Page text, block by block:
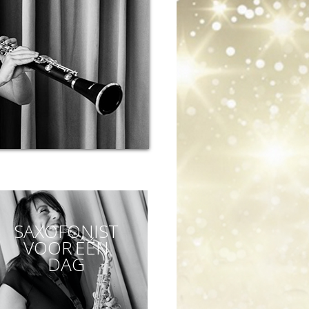
SAXOFONIST
VOOR ÉÉN
DAG